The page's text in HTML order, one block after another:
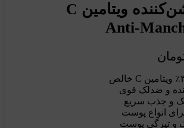
سرم روشن‌کننده ویتامین C
و ضدلک قوی
و جذب سریع
انواع پوست
و تیرگی پوست